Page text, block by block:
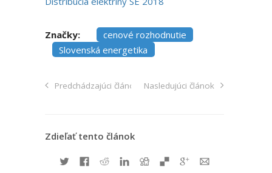
Značky:
cenové rozhodnutie
Slovenská energetika
Predchádzajúci článok Nasledujúci článok
Zdieľať tento článok